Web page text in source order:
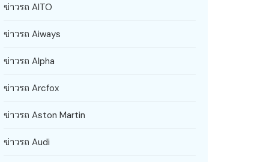
ข่าวรถ AITO
ข่าวรถ Aiways
ข่าวรถ Alpha
ข่าวรถ Arcfox
ข่าวรถ Aston Martin
ข่าวรถ Audi